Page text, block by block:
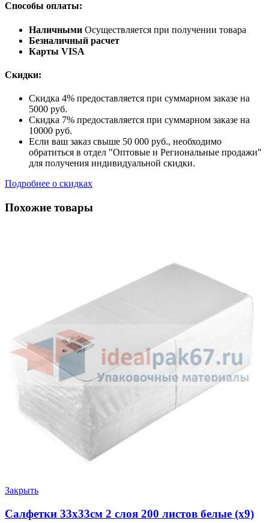
Способы оплаты:
Наличными Осуществляется при получении товара
Безналичный расчет
Карты VISA
Скидки:
Скидка 4% предоставляется при суммарном заказе на
5000 руб.
Скидка 7% предоставляется при суммарном заказе на
10000 руб.
Если ваш заказ свыше 50 000 руб., необходимо
обратиться в отдел "Оптовые и Региональные продажи"
для получения индивидуальной скидки.
Подробнее о скидках
Похожие товары
Закрыть
Салфетки 33х33см 2 слоя 200 листов белые (х9)